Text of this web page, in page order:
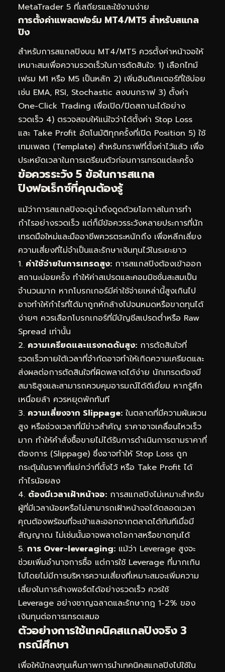
MetaTrader 5 ที่เสถียรและใช้งานง่าย
การตั้งค่าแพลตฟอร์ม MT4/MT5 สำหรับสแกล
ปิง
สำหรับการสแกลปิงบน MT4/MT5 ควรตั้งค่าหน้าจอให้
เหมาะสมเพื่อความรวดเร็วในการตัดสินใจ: 1) เลือกไทม์
เฟรม M1 หรือ M5 เป็นหลัก 2) เพิ่มอินดิเคเตอร์ที่ใช้บ่อย
เช่น EMA, RSI, Stochastic ลงบนกราฟ 3) ตั้งค่า
One-Click Trading เพื่อเปิด/ปิดสถานะได้อย่าง
รวดเร็ว 4) ตรวจสอบให้แน่ใจว่าได้ตั้งค่า Stop Loss
และ Take Profit อัตโนมัติทุกครั้งที่เปิด Position 5) ใช้
เทมเพลต (Template) สำหรับกราฟที่ตั้งค่าไว้แล้ว เพื่อ
ประหยัดเวลาในการเตรียมตัวก่อนการเทรดแต่ละครั้ง
ข้อควรระวัง 5 ข้อในการสแกล
ปิงฟอเร็กซ์ที่คุณต้องรู้
แม้ว่าการสแกลปิงจะดูน่าดึงดูดด้วยโอกาสในการทำ
กำไรอย่างรวดเร็ว แต่ก็มีข้อควรระวังหลายประการที่นัก
เทรดมือใหม่และมืออาชีพควรตระหนักถึง เพื่อหลีกเลี่ยง
ความเสี่ยงที่ไม่จำเป็นและรักษาเงินทุนไว้ในระยะยาว
1. ค่าใช้จ่ายในการเทรดสูง: การสแกลปิงต้องเข้าออก
สถานะบ่อยครั้ง ทำให้ค่าสเปรดและคอมมิชชั่นสะสมเป็น
จำนวนมาก หากโบรกเกอร์มีค่าใช้จ่ายเหล่านี้สูงเกินไป
อาจทำให้กำไรที่ได้มาถูกหักล้างไปจนหมดหรือขาดทุนได้
ง่ายๆ ควรเลือกโบรกเกอร์ที่มีบัญชีสเปรดต่ำหรือ Raw
Spread เท่านั้น
2. ความเครียดและแรงกดดันสูง: การตัดสินใจที่
รวดเร็วภายใต้เวลาที่จำกัดอาจทำให้เกิดความเครียดและ
ส่งผลต่อการตัดสินใจที่ผิดพลาดได้ง่าย นักเทรดต้องมี
สมาธิสูงและสามารถควบคุมอารมณ์ได้ดีเยี่ยม หากรู้สึก
เหนื่อยล้า ควรหยุดพักทันที
3. ความเสี่ยงจาก Slippage: ในตลาดที่มีความผันผวน
สูง หรือช่วงเวลาที่มีข่าวสำคัญ ราคาอาจเคลื่อนไหวเร็ว
มาก ทำให้คำสั่งซื้อขายไม่ได้รับการดำเนินการตามราคาที่
ต้องการ (Slippage) ซึ่งอาจทำให้ Stop Loss ถูก
กระตุ้นในราคาที่แย่กว่าที่ตั้งไว้ หรือ Take Profit ได้
กำไรน้อยลง
4. ต้องมีเวลาเฝ้าหน้าจอ: การสแกลปิงไม่เหมาะสำหรับ
ผู้ที่มีเวลาน้อยหรือไม่สามารถเฝ้าหน้าจอได้ตลอดเวลา
คุณต้องพร้อมที่จะเข้าและออกจากตลาดได้ทันทีเมื่อมี
สัญญาณ ไม่เช่นนั้นอาจพลาดโอกาสหรือขาดทุนได้
5. การ Over-leveraging: แม้ว่า Leverage สูงจะ
ช่วยเพิ่มอำนาจการซื้อ แต่การใช้ Leverage ที่มากเกิน
ไปโดยไม่มีการบริหารความเสี่ยงที่เหมาะสมจะเพิ่มความ
เสี่ยงในการล้างพอร์ตได้อย่างรวดเร็ว ควรใช้
Leverage อย่างชาญฉลาดและรักษากฎ 1-2% ของ
เงินทุนต่อการเทรดเสมอ
ตัวอย่างการใช้เทคนิคสแกลปิงจริง 3
กรณีศึกษา
เพื่อให้นักลงทุนเห็นภาพการนำเทคนิคสแกลปิงไปใช้ใน